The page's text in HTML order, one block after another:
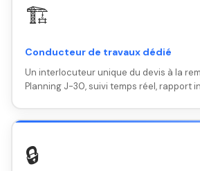
🏗️
Conducteur de travaux dédié
Un interlocuteur unique du devis à la
Planning J-30, suivi temps réel, rapport
🔒